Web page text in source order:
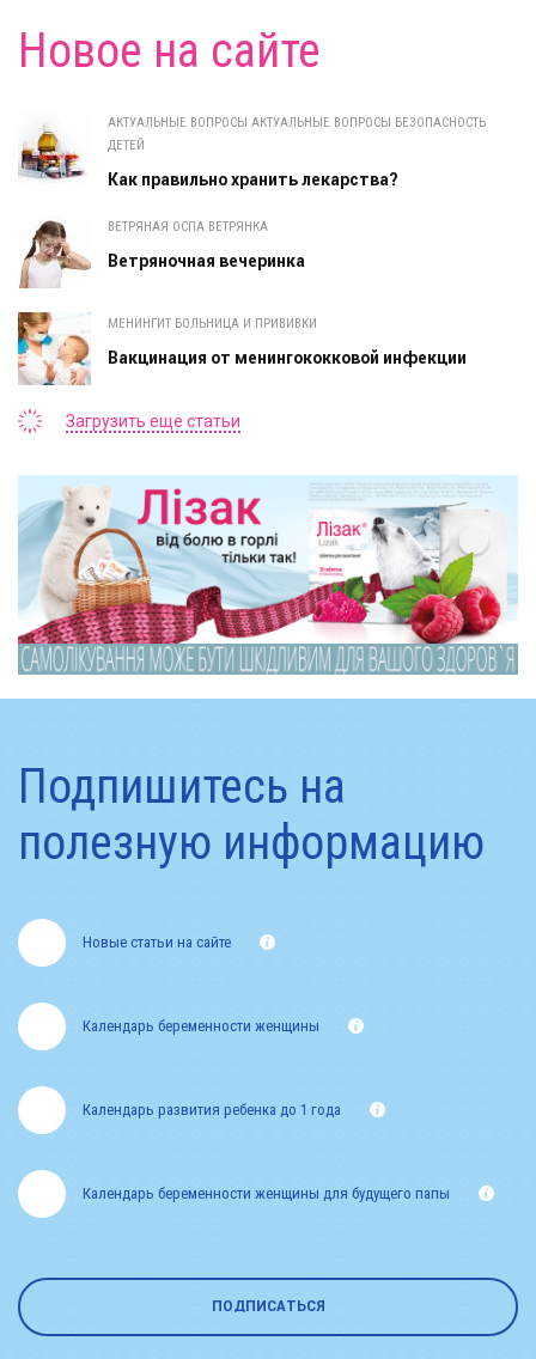
Новое на сайте
АКТУАЛЬНЫЕ ВОПРОСЫ АКТУАЛЬНЫЕ ВОПРОСЫ БЕЗОПАСНОСТЬ
ДЕТЕЙ
Как правильно хранить лекарства?
ВЕТРЯНАЯ ОСПА ВЕТРЯНКА
Ветряночная вечеринка
МЕНИНГИТ БОЛЬНИЦА И ПРИВИВКИ
Вакцинация от менингококковой инфекции
Загрузить еще статьи
Подпишитесь на
полезную информацию
Новые статьи на сайте
Календарь развития ребенка до 1 года
Календарь беременности женщины
Календарь беременности женщины для будущего папы
ПОДПИСАТЬСЯ